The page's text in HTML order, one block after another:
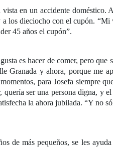
en un accidente doméstico.
los dieciocho con el cupón. “Mi
45 años el cupón”.
es hacer de comer, pero que
Granada y ahora, porque me
para Josefa siempre
ser una persona digna, y
la ahora jubilada. “Y no
de más pequeños, se les